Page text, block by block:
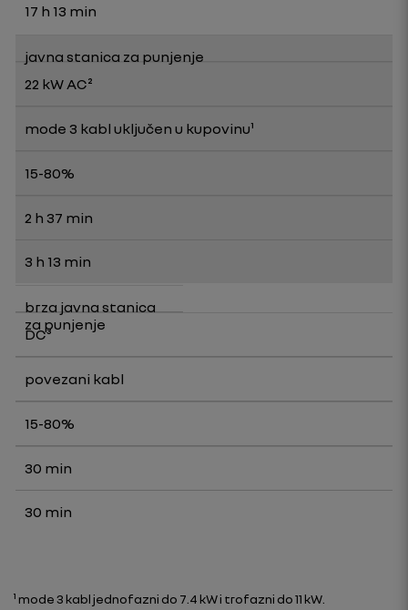
17 h 13 min
javna stanica za punjenje
22 kW AC²
mode 3 kabl uključen u kupovinu¹
15-80%
2 h 37 min
3 h 13 min
brza javna stanica
za punjenje
DC³
povezani kabl
15-80%
30 min
30 min
¹ mode 3 kabl jednofazni do 7.4 kW i trofazni do 11 kW.